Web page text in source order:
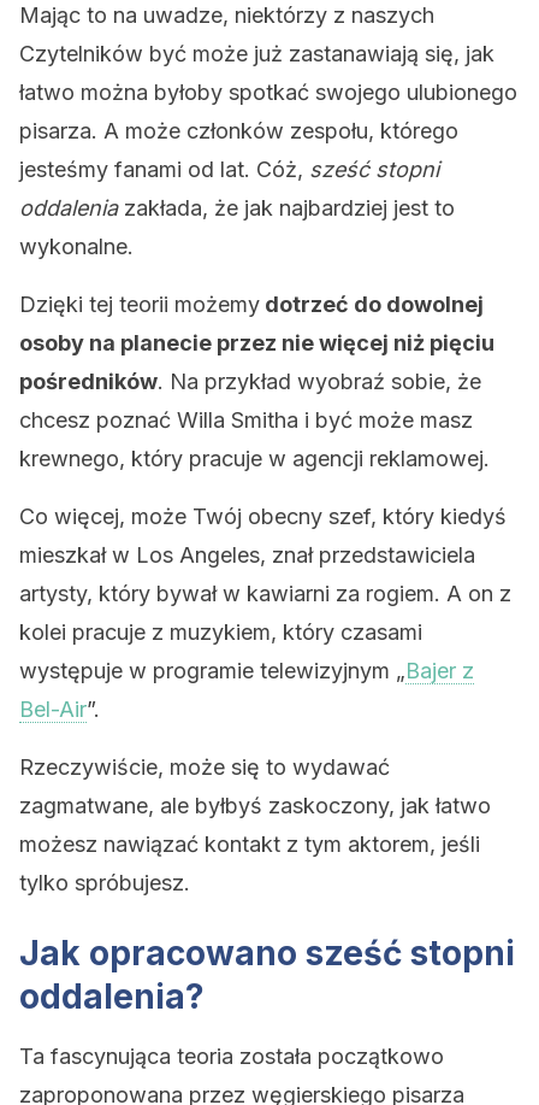
Mając to na uwadze, niektórzy z naszych
Czytelników być może już zastanawiają się, jak
łatwo można byłoby spotkać swojego ulubionego
pisarza. A może członków zespołu, którego
jesteśmy fanami od lat. Cóż, sześć stopni
oddaleniazakłada, że jak najbardziej jest to
wykonalne.
Dzięki tej teorii możemy dotrzeć do dowolnej
osoby na planecie przez nie więcej niż pięciu
pośredników. Na przykład wyobraź sobie, że
chcesz poznać Willa Smitha i być może masz
krewnego, który pracuje w agencji reklamowej.
Co więcej, może Twój obecny szef, który kiedyś
mieszkał w Los Angeles, znał przedstawiciela
artysty, który bywał w kawiarni za rogiem. A on z
kolei pracuje z muzykiem, który czasami
występuje w programie telewizyjnym „Bajer z
Bel-Air”.
Rzeczywiście, może się to wydawać
zagmatwane, ale byłbyś zaskoczony, jak łatwo
możesz nawiązać kontakt z tym aktorem, jeśli
tylko spróbujesz.
Jak opracowano sześć stopni
oddalenia?
Ta fascynująca teoria została początkowo
zaproponowana przez węgierskiego pisarza